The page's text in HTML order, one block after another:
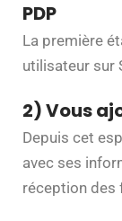
PDP
La première
utilisateur sur
2) Vous
Depuis cet
avec ses
réception des